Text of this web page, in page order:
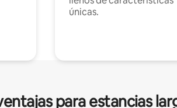
únicas.
para estancias